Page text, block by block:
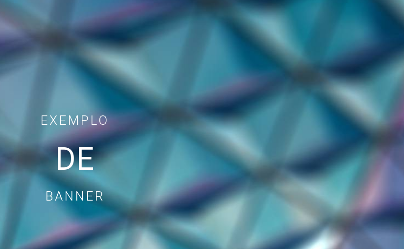
EXEMPLO
DE
BANNER